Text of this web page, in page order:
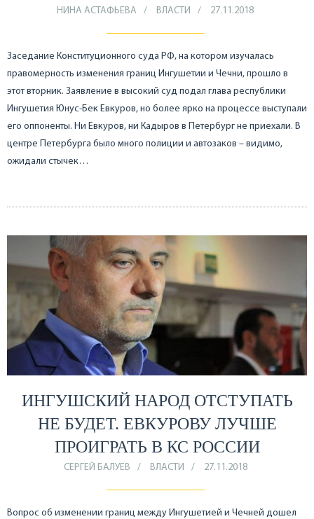
НИНА АСТАФЬЕВА ВЛАСТИ 27.11.2018
Заседание Конституционного суда РФ, на котором изучалась
правомерность изменения границ Ингушетии и Чечни, прошло в
этот вторник. Заявление в высокий суд подал глава республики
Ингушетия Юнус-Бек Евкуров, но более ярко на процессе выступали
его оппоненты. Ни Евкуров, ни Кадыров в Петербург не приехали. В
центре Петербурга было много полиции и автозаков – видимо,
ожидали стычек…
ИНГУШСКИЙ НАРОД ОТСТУПАТЬ
НЕ БУДЕТ. ЕВКУРОВУ ЛУЧШЕ
ПРОИГРАТЬ В КС РОССИИ
СЕРГЕЙ БАЛУЕВ ВЛАСТИ 27.11.2018
Вопрос об изменении границ между Ингушетией и Чечней дошел